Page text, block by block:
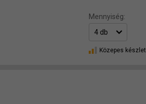
Mennyiség:
Közepes készlet